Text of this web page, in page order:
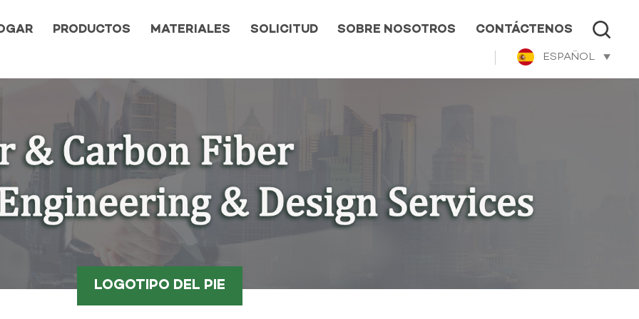
PRODUCTOS MATERIALES SOLICITUD SOBRE NOSOTROS
CONTÁCTENOS
ESPAÑOL
LOGOTIPO DEL PIE